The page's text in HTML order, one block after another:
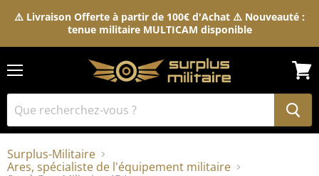
⚠️ Livraison Offerte à partir de 100€ d'Achat ⚠️ Nouveauté :
tenue militaire MULTICAM disponible
le
Surplus-Militaire
Ares, spécialiste de l'équipement militaire